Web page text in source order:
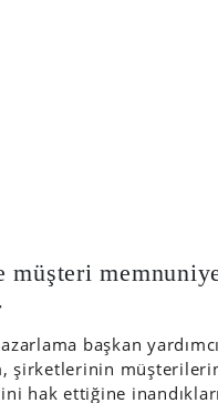
müşteri
başkan
şirketlerinin
hak ettiğine